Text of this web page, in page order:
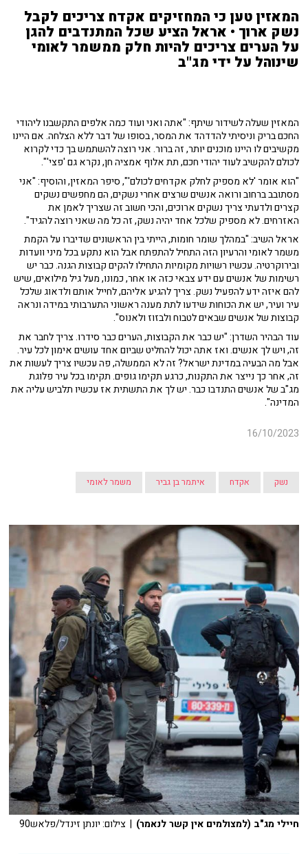
המאזין טען כי המחזיקים אקדח צריכים לקבל
נשק ארוך • אראל הציע שכל המתנדבים להגן
על הערים צריכים להיות חלק ממשמר לאומי
שינוהל על ידי מג"ב
המאזין שעלה לשידור שיתף: "אתה ואני ועוד כמה אלפים התקשבנו ליהודי
החכם בריק וניסיתי להדדהד את המסר, בסופו של דבר ללא הצלחה. אם היינו
מקשיבים לו היינו מוכנים יותר, זה ברור. אני רוצה להשתמש בך כדי לקרוא
לכולם להקשיב לעוד יהודי חכם, תת אלוף אמציה חן, נקרא גם 'פצי'".
"הוא אומר 'לא מספיק לחלק אקדחים לכולם'", סיפר המאזין, והוסיף: "אני
מסתובב ברחוב ורואה אנשים שרצים אחרי נשקים, הם מחפשים נשקים
קצרים ולדעתי צריך נשקים ארוכים, והכי חשוב זה שצריך לאמן את
האזרחים. לא מספיק שלכל אחד יהיה נשק, זה כל מה שאני רוצה להגיד".
אראל השיב: "במהלך שומר חומות, הייתי בין הראשונים שדיברו על הקמת
משמר לאומי והרעיון הזה התחיל להתפתח אבל הוא נתקע בכל מיני וועדות
ובירוקרטיה. עכשיו רשויות מקומיות התחילו להקים קבוצות הגנה. כבר יש
רשימות של אנשים עם ידע צבאי כזה או אחר, כמונו, מעל גיל מילואים, שיש
להם איזה ידע להפעיל נשק. צריך להגיע אליהם, לחייל אותם ולדאוג שלכל
עיר ועיר, יש את הכוחות שידעו לתת מענה ראשוני התערבותי במידה ונראה
קבוצות של אנשים שבאים לטבוח ולבזוז ולאנוס".
עוד הבהיר השדרן: "יש כבר את הקבוצות, הערים כבר סידרו. צריך לחבר את
זה, ויש לך אנשים. ואז אתה יכול להחליט שביום אחד עושים אימון לכל עיר.
אבל מה הבעיה במדינת ישראל? זה לא הממשלה, פה עכשיו צריך לעשות את
זה, אחר כך נייצר את התקנות, כרגע תקימו גופים. תקימו בכל עיר פלוגת
מג"ב של אנשים התנדבו כבר. יש לך את התשתית אז עכשיו תלביש עליה את
המדינה".
16/10/2023
נשק אקדח איתמר בן גביר משמר לאומי
חיילי מג"ב (למצולמים אין קשר לנאמר) | צילום: יונתן זינדל/פלאש90